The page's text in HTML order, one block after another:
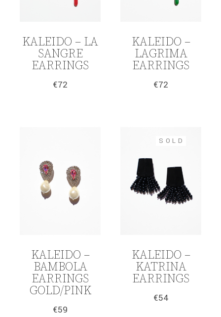
KALEIDO – LA
SANGRE
EARRINGS
€72
KALEIDO –
LAGRIMA
EARRINGS
€72
KALEIDO –
BAMBOLA
EARRINGS
GOLD/PINK
€59
SOLD
KALEIDO –
KATRINA
EARRINGS
€54